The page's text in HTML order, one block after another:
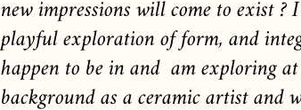
new impressions will come to exist
playful exploration of form, and
happen to be in and am exploring
background as a ceramic artist and